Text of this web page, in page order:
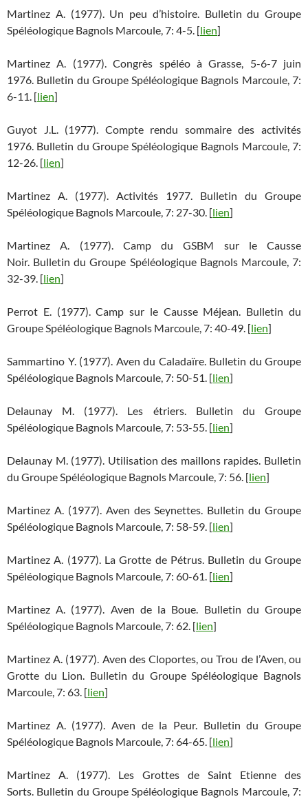
Martinez A. (1977). Un peu d’histoire. Bulletin du Groupe
Spéléologique Bagnols Marcoule, 7: 4-5. [lien]
Martinez A. (1977). Congrès spéléo à Grasse, 5-6-7 juin
1976. Bulletin du Groupe Spéléologique Bagnols Marcoule, 7:
6-11. [lien]
Guyot J.L. (1977). Compte rendu sommaire des activités
1976. Bulletin du Groupe Spéléologique Bagnols Marcoule, 7:
12-26. [lien]
Martinez A. (1977). Activités 1977. Bulletin du Groupe
Spéléologique Bagnols Marcoule, 7: 27-30. [lien]
Martinez A. (1977). Camp du GSBM sur le Causse
Noir. Bulletin du Groupe Spéléologique Bagnols Marcoule, 7:
32-39. [lien]
Perrot E. (1977). Camp sur le Causse Méjean. Bulletin du
Groupe Spéléologique Bagnols Marcoule, 7: 40-49. [lien]
Sammartino Y. (1977). Aven du Caladaïre. Bulletin du Groupe
Spéléologique Bagnols Marcoule, 7: 50-51. [lien]
Delaunay M. (1977). Les étriers. Bulletin du Groupe
Spéléologique Bagnols Marcoule, 7: 53-55. [lien]
Delaunay M. (1977). Utilisation des maillons rapides. Bulletin
du Groupe Spéléologique Bagnols Marcoule, 7: 56. [lien]
Martinez A. (1977). Aven des Seynettes. Bulletin du Groupe
Spéléologique Bagnols Marcoule, 7: 58-59. [lien]
Martinez A. (1977). La Grotte de Pétrus. Bulletin du Groupe
Spéléologique Bagnols Marcoule, 7: 60-61. [lien]
Martinez A. (1977). Aven de la Boue. Bulletin du Groupe
Spéléologique Bagnols Marcoule, 7: 62. [lien]
Martinez A. (1977). Aven des Cloportes, ou Trou de l’Aven, ou
Grotte du Lion. Bulletin du Groupe Spéléologique Bagnols
Marcoule, 7: 63. [lien]
Martinez A. (1977). Aven de la Peur. Bulletin du Groupe
Spéléologique Bagnols Marcoule, 7: 64-65. [lien]
Martinez A. (1977). Les Grottes de Saint Etienne des
Sorts. Bulletin du Groupe Spéléologique Bagnols Marcoule, 7: